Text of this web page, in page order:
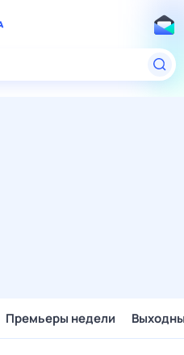
Премьеры недели